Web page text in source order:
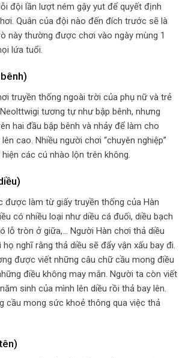
đội lần lượt ném gậy yut để quyết định
Quân của đội nào đến đích trước sẽ là
này thường được chơi vào ngày mùng 1
lứa tuổi.
truyền thống ngoài trời của phụ nữ và trẻ
tương tự như bập bênh, nhưng
hai đầu bập bênh và nhảy để làm cho
cao. Nhiều người chơi “chuyên nghiệp”
các cú nhào lộn trên không.
được làm từ giấy truyền thống của Hàn
có nhiều loại như diều cá đuối, diều bạch
lỗ tròn ở giữa,… Người Hàn chơi thả diều
nghĩ rằng thả diều sẽ đẩy vận xấu bay đi.
được viết những câu chữ cầu mong điều
điều không may mắn. Người ta còn viết
sinh của mình lên diều rồi thả bay lên.
cầu mong sức khoẻ thông qua việc thả